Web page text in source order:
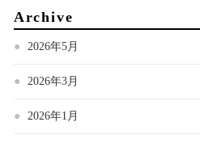
Archive
2026年5月
2026年3月
2026年1月